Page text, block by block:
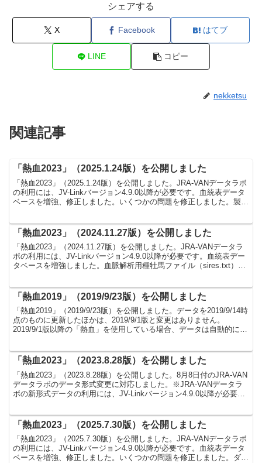
シェアする
X Facebook はてブ
LINE コピー
nekketsu
関連記事
「熱血2023」（2025.1.24版）を公開しました
「熱血2023」（2025.1.24版）を公開しました。JRA-VANデータラボ
の利用には、JV-Linkバージョン4.9.0以降が必要です。血統表データ
ベースを増強、修正しました。いくつかの問題を修正しました。製品
「熱血2023」（2024.11.27版）を公開しました
「熱血2023」（2024.11.27版）を公開しました。JRA-VANデータラ
ボの利用には、JV-Linkバージョン4.9.0以降が必要です。血統表デー
タベースを増強しました。血脈解析用種牡馬ファイル（sires.txt）を
「熱血2019」（2019/9/23版）を公開しました
「熱血2019」（2019/9/23版）を公開しました。データを2019/9/14時
点のものに更新したほかは、2019/9/1版と変更はありません。
2019/9/1版以降の「熱血」を使用している場合、データは自動的に更
「熱血2023」（2023.8.28版）を公開しました
「熱血2023」（2023.8.28版）を公開しました。8月8日付のJRA-VAN
データラボのデータ形式変更に対応しました。※JRA-VANデータラ
ボの新形式データの利用には、JV-Linkバージョン4.9.0以降が必要で
「熱血2023」（2025.7.30版）を公開しました
「熱血2023」（2025.7.30版）を公開しました。JRA-VANデータラボ
の利用には、JV-Linkバージョン4.9.0以降が必要です。血統表データ
ベースを増強、修正しました。いくつかの問題を修正しました。ダウ